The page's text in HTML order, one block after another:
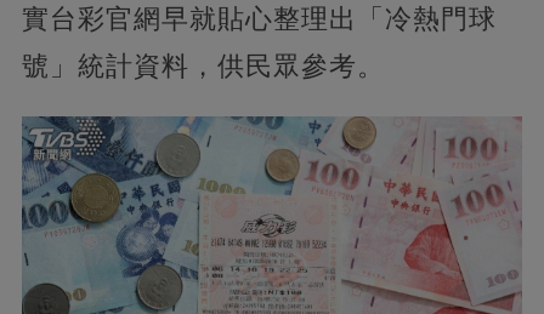
實台彩官網早就貼心整理出「冷熱門球
號」統計資料，供民眾參考。